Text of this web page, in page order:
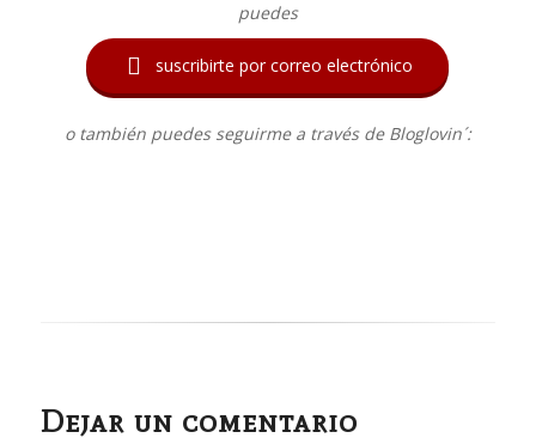
puedes
 suscribirte por correo electrónico
o también puedes seguirme a través de Bloglovin´:
Dejar un comentario